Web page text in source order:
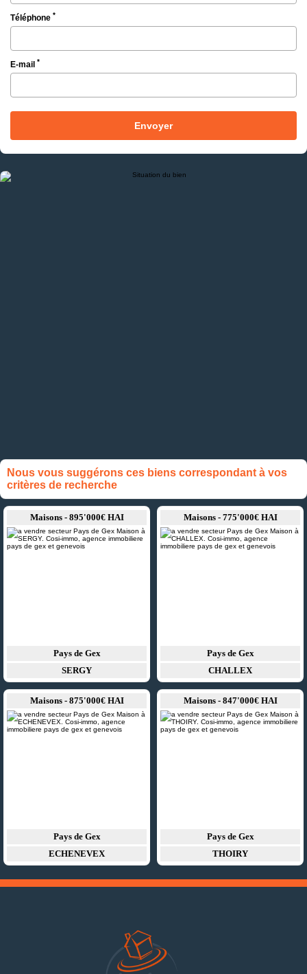
Téléphone *
E-mail *
Envoyer
Nous vous suggérons ces biens correspondant à vos
critères de recherche
Maisons - 895'000€ HAI
Pays de Gex
SERGY
Maisons - 775'000€ HAI
Pays de Gex
CHALLEX
Maisons - 875'000€ HAI
Pays de Gex
ECHENEVEX
Maisons - 847'000€ HAI
Pays de Gex
THOIRY